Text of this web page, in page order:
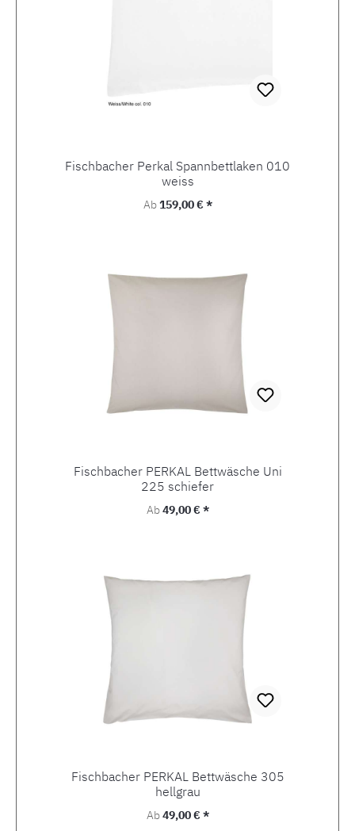
Fischbacher Perkal Spannbettlaken 010
weiss
Regulärer Preis:
Ab159,00 € *
Fischbacher PERKAL Bettwäsche Uni
225 schiefer
Regulärer Preis:
Ab49,00 € *
Fischbacher PERKAL Bettwäsche 305
hellgrau
Regulärer Preis:
Ab49,00 € *